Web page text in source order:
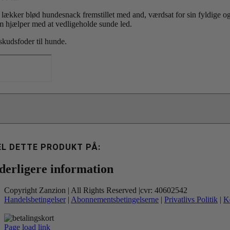
lækker blød hundesnack fremstillet med and, værdsat for sin fyldige
hjælper med at vedligeholde sunde led.
til hunde.
DETTE PRODUKT PÅ:
information
Copyright Zanzion | All Rights Reserved |cvr: 40602542
Handelsbetingelser | Abonnementsbetingelserne | Privatlivs Politik |
Page load link